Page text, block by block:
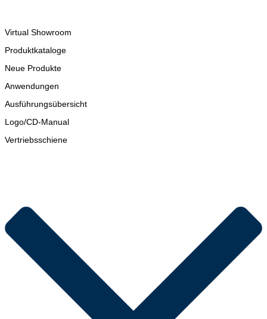
Virtual Showroom
Produktkataloge
Neue Produkte
Anwendungen
Ausführungsübersicht
Logo/CD-Manual
Vertriebsschiene